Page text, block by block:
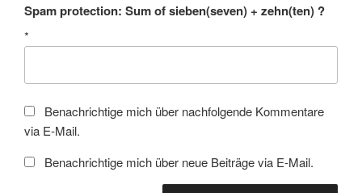
Spam protection: Sum of sieben(seven) + zehn(ten) ?
*
Benachrichtige mich über nachfolgende Kommentare
via E-Mail.
Benachrichtige mich über neue Beiträge via E-Mail.